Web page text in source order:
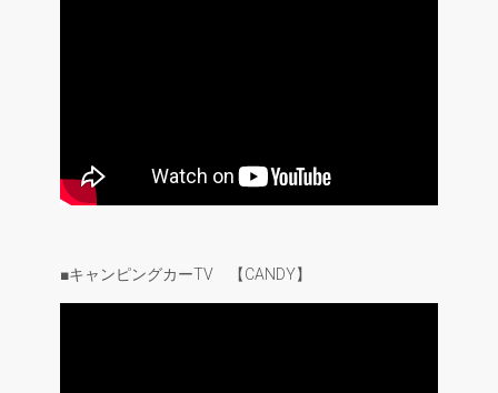
■キャンピングカーTV 【CANDY】